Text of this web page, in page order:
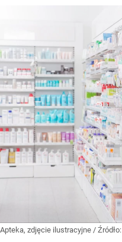
Apteka, zdjęcie ilustracyjne / Źródło: